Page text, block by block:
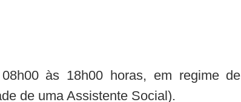
às 18h00 horas, em regime de
de uma Assistente Social).